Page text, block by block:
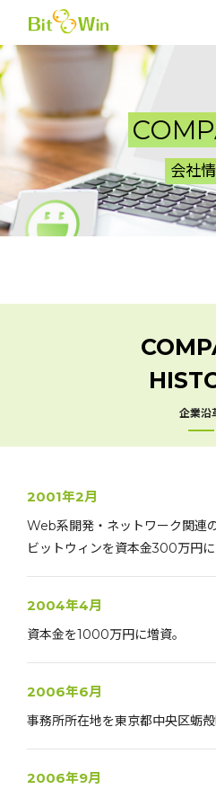
会社
企業沿
2001年2月
Web系開発・ネットワーク関連
ビットウィンを資本金300万円に
2004年4月
資本金を1000万円に増資。
2006年6月
事務所所在地を東京都中央区蛎
2006年9月